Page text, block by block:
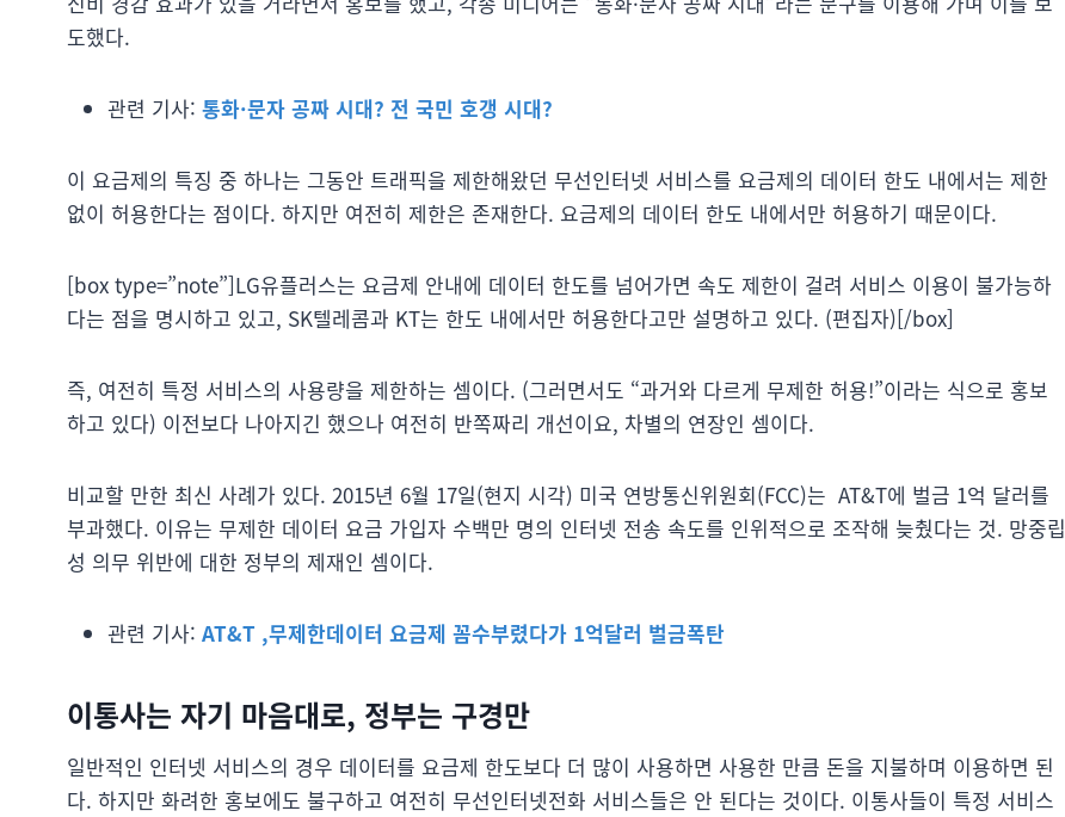
도했다.
관련 기사: 통화·문자 공짜 시대? 전 국민 호갱 시대?
이 요금제의 특징 중 하나는 그동안 트래픽을 제한해왔던 무선인터넷 서비스를 요금제의 데이터 한도 내에서는 제한
없이 허용한다는 점이다. 하지만 여전히 제한은 존재한다. 요금제의 데이터 한도 내에서만 허용하기 때문이다.
[box type=”note”]LG유플러스는 요금제 안내에 데이터 한도를 넘어가면 속도 제한이 걸려 서비스 이용이 불가능하
다는 점을 명시하고 있고, SK텔레콤과 KT는 한도 내에서만 허용한다고만 설명하고 있다. (편집자)[/box]
즉, 여전히 특정 서비스의 사용량을 제한하는 셈이다. (그러면서도 “과거와 다르게 무제한 허용!”이라는 식으로 홍보
하고 있다) 이전보다 나아지긴 했으나 여전히 반쪽짜리 개선이요, 차별의 연장인 셈이다.
비교할 만한 최신 사례가 있다. 2015년 6월 17일(현지 시각) 미국 연방통신위원회(FCC)는 AT&T에 벌금 1억 달러를
부과했다. 이유는 무제한 데이터 요금 가입자 수백만 명의 인터넷 전송 속도를 인위적으로 조작해 늦췄다는 것. 망중립
성 의무 위반에 대한 정부의 제재인 셈이다.
관련 기사: AT&T ,무제한데이터 요금제 꼼수부렸다가 1억달러 벌금폭탄
이통사는 자기 마음대로, 정부는 구경만
일반적인 인터넷 서비스의 경우 데이터를 요금제 한도보다 더 많이 사용하면 사용한 만큼 돈을 지불하며 이용하면 된
다. 하지만 화려한 홍보에도 불구하고 여전히 무선인터넷전화 서비스들은 안 된다는 것이다. 이통사들이 특정 서비스